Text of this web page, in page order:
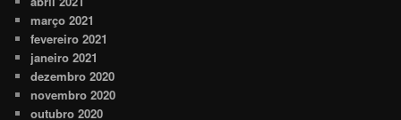
março 2021
fevereiro 2021
janeiro 2021
dezembro 2020
novembro 2020
outubro 2020